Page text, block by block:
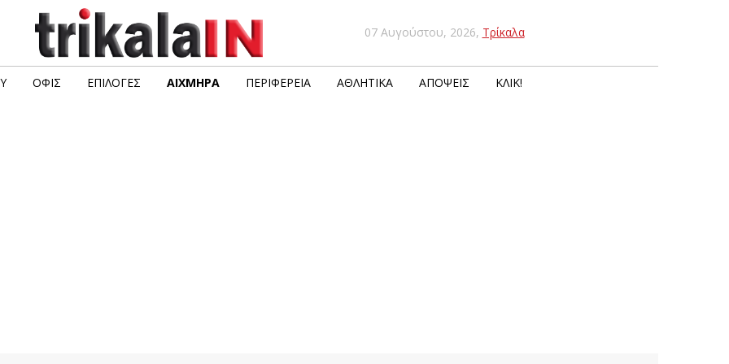
07 Αυγούστου, 2026, Τρίκαλα
ΟΦΙΣ ΕΠΙΛΟΓΈΣ ΑΙΧΜΗΡΆ ΠΕΡΙΦΈΡΕΙΑ ΑΘΛΗΤΙΚΆ ΑΠΌΨΕΙΣ ΚΛΙΚ!